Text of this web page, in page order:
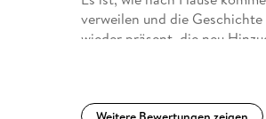
verfasst. Ich fand, dass mir
schade fand. Gleichzeitig
verweilen und die
wieder präsent, die neu